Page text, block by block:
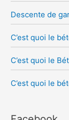
Descente de
C’est quoi le
C’est quoi le
C’est quoi le